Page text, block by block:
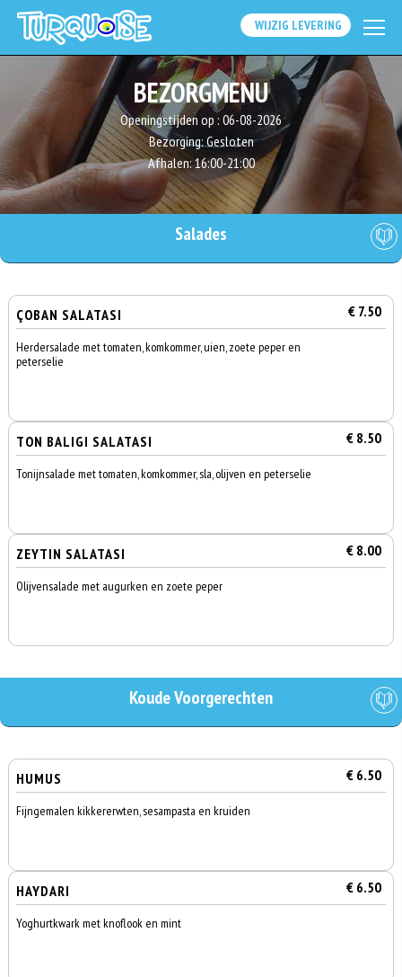
WIJZIG LEVERING
BEZORGMENU
Openingstijden op : 06-08-2026
Bezorging:Gesloten
Afhalen:16:00-21:00
Salades
ÇOBAN SALATASI € 7.50
Herdersalade met tomaten, komkommer, uien, zoete peper en
peterselie
TON BALIGI SALATASI € 8.50
Tonijnsalade met tomaten, komkommer, sla, olijven en peterselie
ZEYTIN SALATASI € 8.00
Olijvensalade met augurken en zoete peper
Koude Voorgerechten
HUMUS € 6.50
Fijngemalen kikkererwten, sesampasta en kruiden
HAYDARI € 6.50
Yoghurtkwark met knoflook en mint